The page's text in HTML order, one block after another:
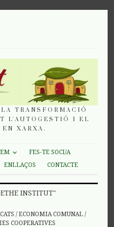
TRANSFORMACIÓ
L'AUTOGESTIÓ I EL
XARXA.
FES-TE SOCI/A
ENLLAÇOS CONTACTE
INSTITUT"
/ECONOMIA COMUNAL/
COOPERATIVES